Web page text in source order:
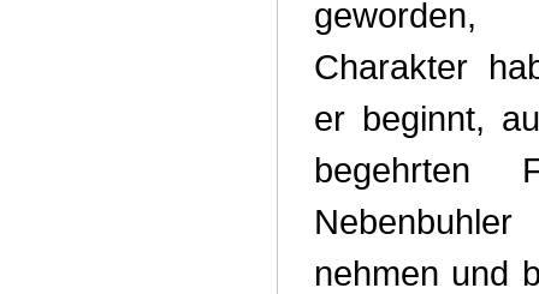
Charakter
er beginnt,
begehrten
nehmen und